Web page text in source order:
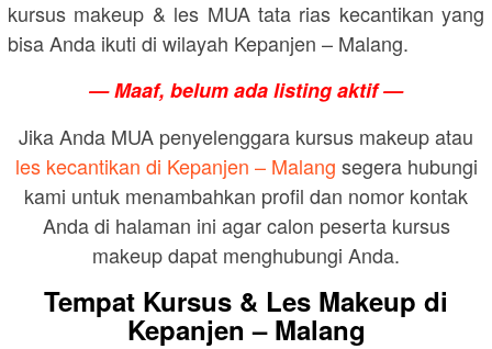
kursus makeup & les MUA tata rias kecantikan yang
bisa Anda ikuti di wilayah Kepanjen – Malang.
— Maaf, belum ada listing aktif —
Jika Anda MUA penyelenggara kursus makeup atau
les kecantikan di Kepanjen – Malang segera hubungi
kami untuk menambahkan profil dan nomor kontak
Anda di halaman ini agar calon peserta kursus
makeup dapat menghubungi Anda.
Tempat Kursus & Les Makeup di
Kepanjen – Malang